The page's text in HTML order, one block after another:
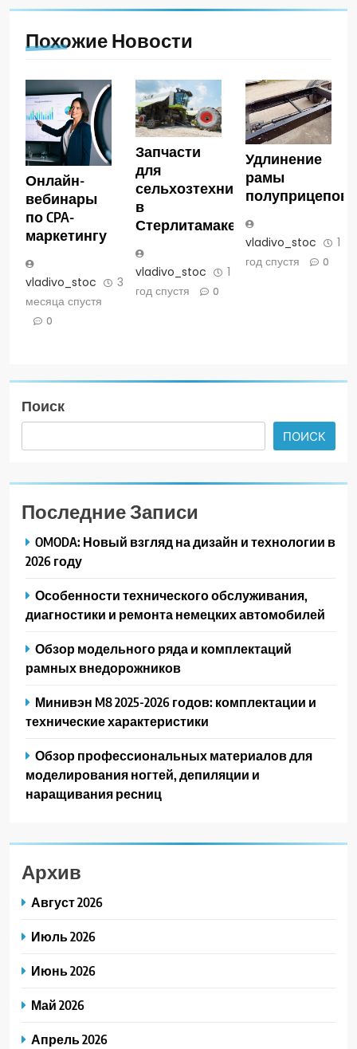
Похожие Новости
Онлайн-
вебинары
по CPA-
маркетингу
vladivo_stoc
3
месяца спустя
0
Запчасти
для
сельхозтехники
в
Стерлитамаке
vladivo_stoc
1
год спустя
0
Удлинение
рамы
полуприцепов
vladivo_stoc
1
год спустя
0
Поиск
ПОИСК
Последние Записи
OMODA: Новый взгляд на дизайн и технологии в
2026 году
Особенности технического обслуживания,
диагностики и ремонта немецких автомобилей
Обзор модельного ряда и комплектаций
рамных внедорожников
Минивэн M8 2025-2026 годов: комплектации и
технические характеристики
Обзор профессиональных материалов для
моделирования ногтей, депиляции и
наращивания ресниц
Архив
Август 2026
Июль 2026
Июнь 2026
Май 2026
Апрель 2026